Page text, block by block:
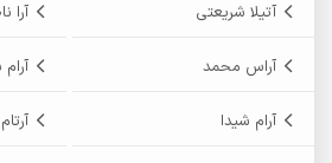
آتیلا شریعتی آرا
آراس محمد
آرام شیدا آرتام